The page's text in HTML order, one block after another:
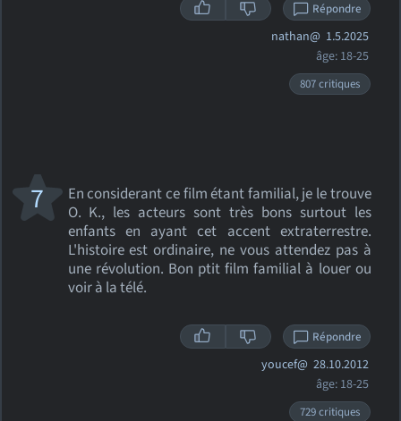
Répondre
nathan@ 1.5.2025
âge: 18-25
807 critiques
En considerant ce film étant familial, je le trouve
O. K., les acteurs sont très bons surtout les
enfants en ayant cet accent extraterrestre.
L'histoire est ordinaire, ne vous attendez pas à
une révolution. Bon ptit film familial à louer ou
voir à la télé.
7
Répondre
youcef@ 28.10.2012
âge: 18-25
729 critiques